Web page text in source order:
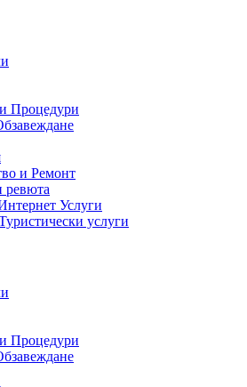
Процедури
и Ремонт
ревюта
Услуги
услуги
Процедури